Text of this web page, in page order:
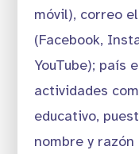
móvil), correo
(Facebook,
YouTube); país
actividades
educativo,
nombre y